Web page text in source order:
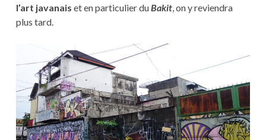
l’art javanais et en particulier duBakit, on y reviendra
plus tard.